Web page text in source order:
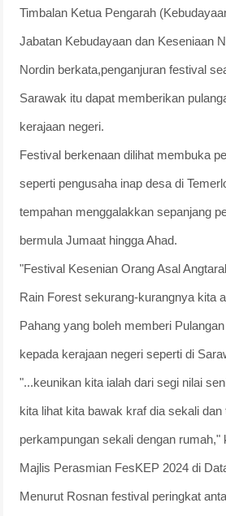
Timbalan Ketua Pengarah
Jabatan Kebudayaan dan Keseniaan
Nordin berkata,penganjuran festival
Sarawak itu dapat memberikan
kerajaan negeri.
Festival berkenaan dilihat membuka
seperti pengusaha inap desa di
tempahan menggalakkan sepanjang
bermula Jumaat hingga Ahad.
"Festival Kesenian Orang Asal
Rain Forest sekurang-kurangnya kita
Pahang yang boleh memberi
kepada kerajaan negeri seperti di
"...keunikan kita ialah dari segi nilai
kita lihat kita bawak kraf dia sekali
perkampungan sekali dengan rumah,"
Majlis Perasmian FesKEP 2024 di
Menurut Rosnan festival peringkat